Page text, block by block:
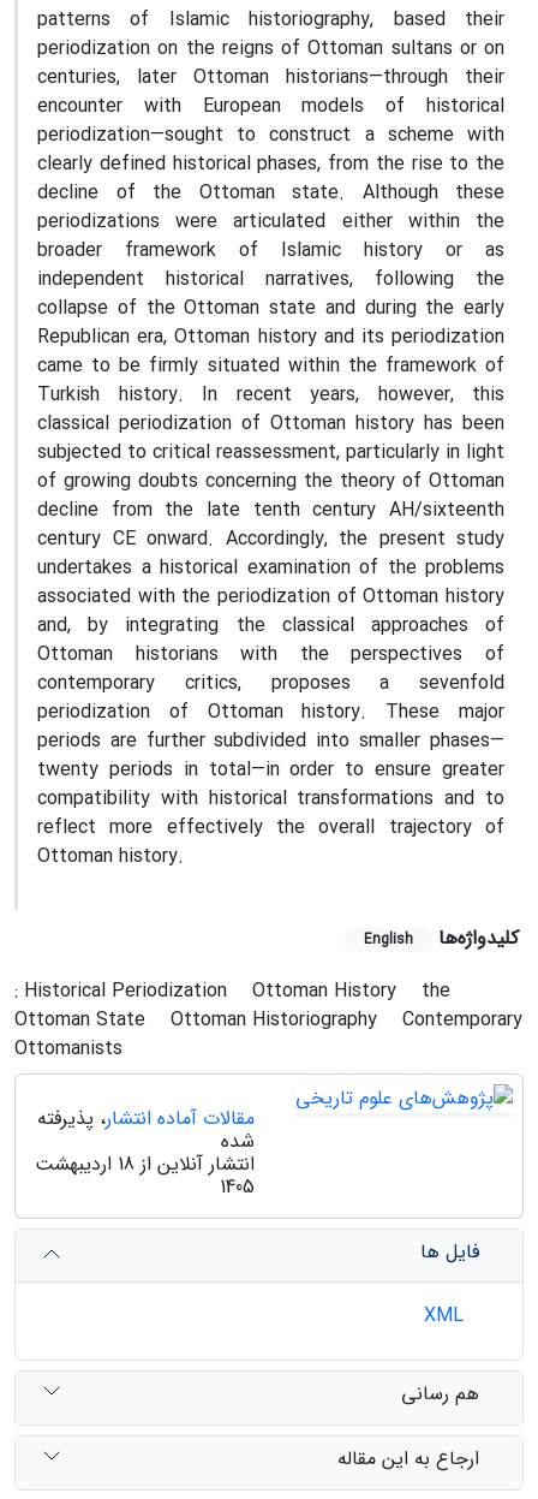
patterns of Islamic historiography, based their
periodization on the reigns of Ottoman sultans or on
centuries, later Ottoman historians—through their
encounter with European models of historical
periodization—sought to construct a scheme with
clearly defined historical phases, from the rise to the
decline of the Ottoman state. Although these
periodizations were articulated either within the
broader framework of Islamic history or as
independent historical narratives, following the
collapse of the Ottoman state and during the early
Republican era, Ottoman history and its periodization
came to be firmly situated within the framework of
Turkish history. In recent years, however, this
classical periodization of Ottoman history has been
subjected to critical reassessment, particularly in light
of growing doubts concerning the theory of Ottoman
decline from the late tenth century AH/sixteenth
century CE onward. Accordingly, the present study
undertakes a historical examination of the problems
associated with the periodization of Ottoman history
and, by integrating the classical approaches of
Ottoman historians with the perspectives of
contemporary critics, proposes a sevenfold
periodization of Ottoman history. These major
periods are further subdivided into smaller phases—
twenty periods in total—in order to ensure greater
compatibility with historical transformations and to
reflect more effectively the overall trajectory of
Ottoman history.
کلیدواژه‌ها English
: Historical Periodization Ottoman History
the
Ottoman State
Ottoman Historiography
Contemporary
Ottomanists
مقالات آماده انتشار، پذیرفته
شده
انتشار آنلاین از 18 اردیبهشت
1405
فایل ها
هم رسانی
ارجاع به این مقاله